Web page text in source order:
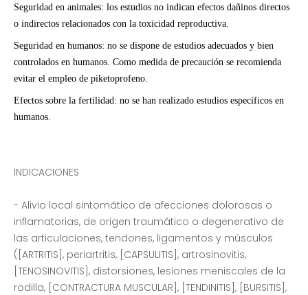
Seguridad en animales: los estudios no indican efectos dañinos directos
o indirectos relacionados con la toxicidad reproductiva.
Seguridad en humanos: no se dispone de estudios adecuados y bien
controlados en humanos. Como medida de precaución se recomienda
evitar el empleo de piketoprofeno.
Efectos sobre la fertilidad: no se han realizado estudios específicos en
humanos.
INDICACIONES
- Alivio local sintomático de afecciones dolorosas o
inflamatorias, de origen traumático o degenerativo de
las articulaciones, tendones, ligamentos y músculos
([ARTRITIS], periartritis, [CAPSULITIS], artrosinovitis,
[TENOSINOVITIS], distorsiones, lesiones meniscales de la
rodilla, [CONTRACTURA MUSCULAR], [TENDINITIS], [BURSITIS],